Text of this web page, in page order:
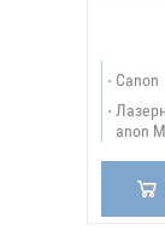
Canon
anon